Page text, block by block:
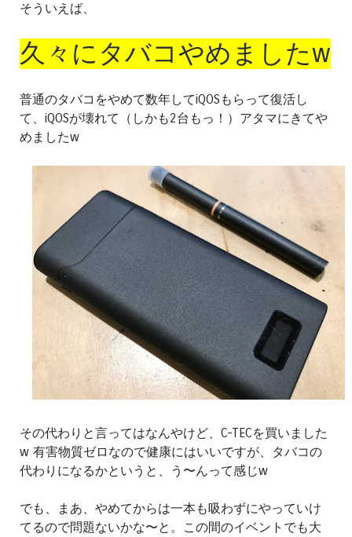
そういえば、
久々にタバコやめましたw
普通のタバコをやめて数年してiQOSもらって復活し
て、iQOSが壊れて（しかも2台もっ！）アタマにきてや
めましたw
その代わりと言ってはなんやけど、C-TECを買いました
w 有害物質ゼロなので健康にはいいですが、タバコの
代わりになるかというと、う〜んって感じw
でも、まあ、やめてからは一本も吸わずにやっていけ
てるので問題ないかな〜と。この間のイベントでも大